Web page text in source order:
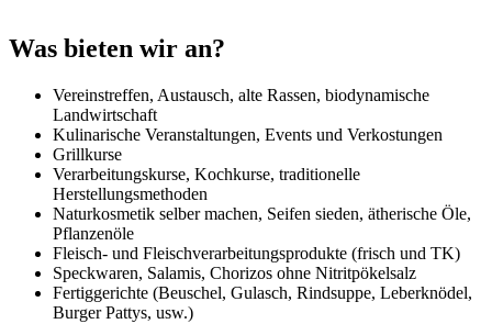
Was bieten wir an?
Vereinstreffen, Austausch, alte Rassen, biodynamische
Landwirtschaft
Kulinarische Veranstaltungen, Events und Verkostungen
Grillkurse
Verarbeitungskurse, Kochkurse, traditionelle
Herstellungsmethoden
Naturkosmetik selber machen, Seifen sieden, ätherische Öle,
Pflanzenöle
Fleisch- und Fleischverarbeitungsprodukte (frisch und TK)
Speckwaren, Salamis, Chorizos ohne Nitritpökelsalz
Fertiggerichte (Beuschel, Gulasch, Rindsuppe, Leberknödel,
Burger Pattys, usw.)